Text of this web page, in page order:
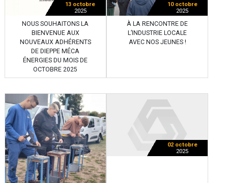
13 octobre
2025
NOUS SOUHAITONS LA
BIENVENUE AUX
NOUVEAUX ADHÉRENTS
DE DIEPPE MÉCA
ÉNERGIES DU MOIS DE
OCTOBRE 2025
10 octobre
2025
À LA RENCONTRE DE
L’INDUSTRIE LOCALE
AVEC NOS JEUNES !
02 octobre
2025